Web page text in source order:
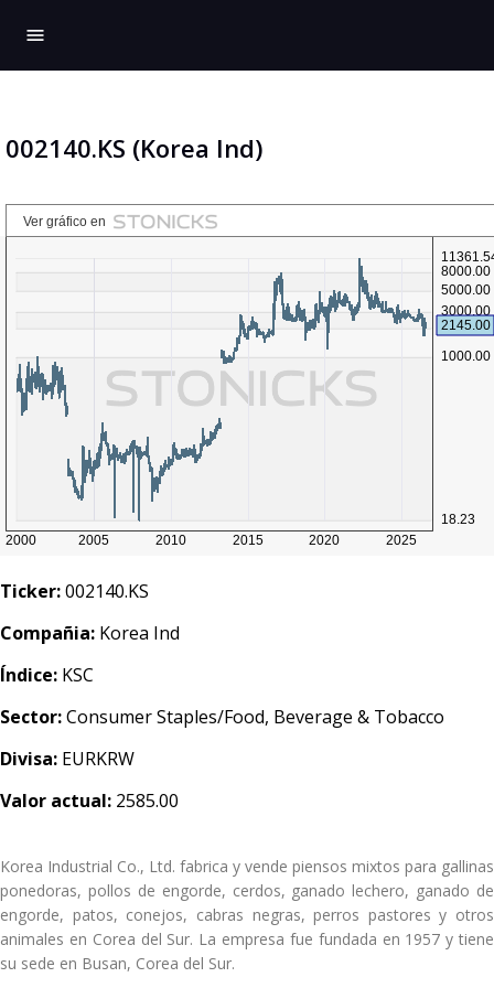
menu
002140.KS (Korea Ind)
Ticker:002140.KS
Compañia: Korea Ind
Índice: KSC
Sector:Consumer Staples/Food, Beverage & Tobacco
Divisa: EURKRW
Valor actual: 2585.00
Korea Industrial Co., Ltd. fabrica y vende piensos mixtos para gallinas
ponedoras, pollos de engorde, cerdos, ganado lechero, ganado de
engorde, patos, conejos, cabras negras, perros pastores y otros
animales en Corea del Sur. La empresa fue fundada en 1957 y tiene
su sede en Busan, Corea del Sur.